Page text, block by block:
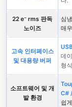
22 e⁻ rms 판독
노이즈
심
매
고속 인터페이스
및 대용량 버퍼
데
형
소프트웨어 및 개
발 환경
C#
쉽